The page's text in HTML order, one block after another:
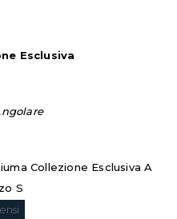
Esclusiva
Collezione Esclusiva A
S